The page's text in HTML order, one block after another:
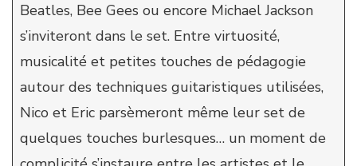
Beatles, Bee Gees ou encore Michael Jackson
s’inviteront dans le set. Entre virtuosité,
musicalité et petites touches de pédagogie
autour des techniques guitaristiques utilisées,
Nico et Eric parsèmeront même leur set de
quelques touches burlesques… un moment de